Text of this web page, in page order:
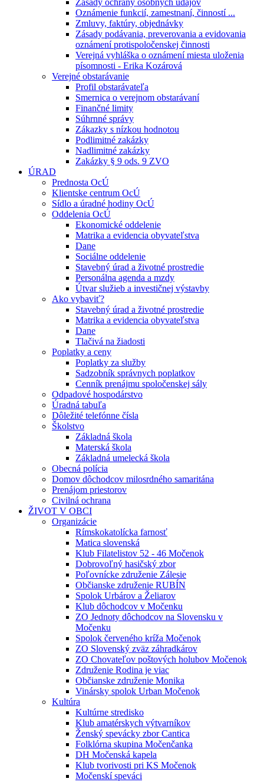
Zásady ochrany osobných údajov
Oznámenie funkcií, zamestnaní, činností ...
Zmluvy, faktúry, objednávky
Zásady podávania, preverovania a evidovania
oznámení protispoločenskej činnosti
Verejná vyhláška o oznámení miesta uloženia
písomnosti - Erika Kozárová
Verejné obstarávanie
Profil obstarávateľa
Smernica o verejnom obstarávaní
Finančné limity
Súhrnné správy
Zákazky s nízkou hodnotou
Podlimitné zakázky
Nadlimitné zakázky
Zakázky § 9 ods. 9 ZVO
ÚRAD
Prednosta OcÚ
Klientske centrum OcÚ
Sídlo a úradné hodiny OcÚ
Oddelenia OcÚ
Ekonomické oddelenie
Matrika a evidencia obyvateľstva
Dane
Sociálne oddelenie
Stavebný úrad a životné prostredie
Personálna agenda a mzdy
Útvar služieb a investičnej výstavby
Ako vybaviť?
Stavebný úrad a životné prostredie
Matrika a evidencia obyvateľstva
Dane
Tlačivá na žiadosti
Poplatky a ceny
Poplatky za služby
Sadzobník správnych poplatkov
Cenník prenájmu spoločenskej sály
Odpadové hospodárstvo
Úradná tabuľa
Dôležité telefónne čísla
Školstvo
Základná škola
Materská škola
Základná umelecká škola
Obecná polícia
Domov dôchodcov milosrdného samaritána
Prenájom priestorov
Civilná ochrana
ŽIVOT V OBCI
Organizácie
Rímskokatolícka farnosť
Matica slovenská
Klub Filatelistov 52 - 46 Močenok
Dobrovoľný hasičský zbor
Poľovnícke združenie Zálesie
Občianske združenie RUBÍN
Spolok Urbárov a Želiarov
Klub dôchodcov v Močenku
ZO Jednoty dôchodcov na Slovensku v
Močenku
Spolok červeného kríža Močenok
ZO Slovenský zväz záhradkárov
ZO Chovateľov poštových holubov Močenok
Združenie Rodina je viac
Občianske združenie Monika
Vinársky spolok Urban Močenok
Kultúra
Kultúrne stredisko
Klub amatérskych výtvarníkov
Ženský spevácky zbor Cantica
Folklórna skupina Močenčanka
DH Močenská kapela
Klub tvorivosti pri KS Močenok
Močenskí speváci